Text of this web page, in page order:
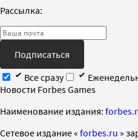
Рассылка:
Подписаться
Все сразу
Новости Forbes Games
Наименование издания:
Cетевое издание « forbes.ru »